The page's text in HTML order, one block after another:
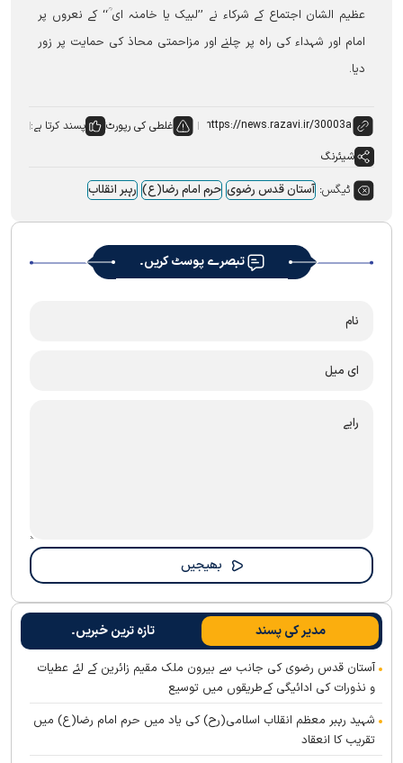
عظیم الشان اجتماع کے شرکاء نے ’’لبیک یا خامنہ ای ؒ‘‘ کے نعروں پر
امام اور شہداء کی راہ پر چلنے اور مزاحمتی محاذ کی حمایت پر زور
دیا۔
غلطی کی رپورٹ
پسند کرتا ہے:
شیئرنگ
ٹیگس: آستان قدس رضوی حرم امام رضا(ع) رہبر انقلاب
تبصرے پوسٹ کریں۔
مدیر کی پسند تازہ ترین خبریں۔
آستان قدس رضوی کی جانب سے بیرون ملک مقیم زائرین کے لئے عطیات
و نذورات کی ادائیگی کےطریقوں میں توسیع
شہید رہبر معظم انقلاب اسلامی(رح) کی یاد میں حرم امام رضا(ع) میں
تقریب کا انعقاد